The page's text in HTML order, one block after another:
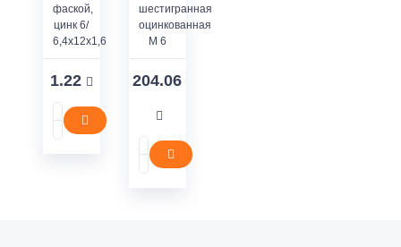
фаской,
цинк 6/
6,4x12x1,6
1.22
шестигранная
оцинкованная
M 6
204.06